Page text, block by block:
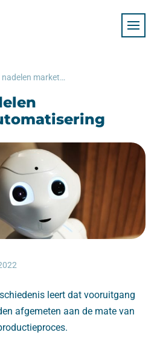
Voor- en nadelen marketingautomatisering
leert dat vooruitgang
afgemeten aan de mate van